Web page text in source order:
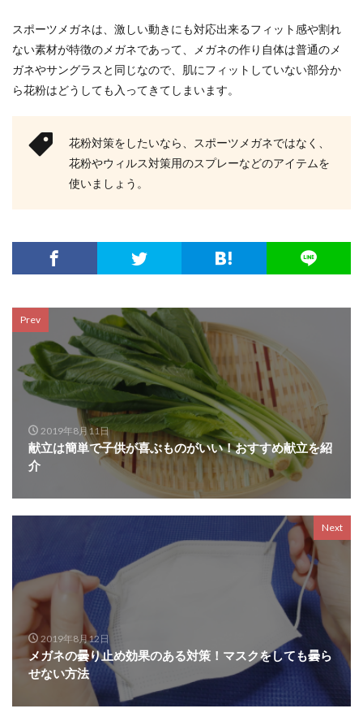
スポーツメガネは、激しい動きにも対応出来るフィット感や割れ
ない素材が特徴のメガネであって、メガネの作り自体は普通のメ
ガネやサングラスと同じなので、肌にフィットしていない部分か
ら花粉はどうしても入ってきてしまいます。
花粉対策をしたいなら、スポーツメガネではなく、
花粉やウィルス対策用のスプレーなどのアイテムを
使いましょう。
Prev
2019年8月11日
献立は簡単で子供が喜ぶものがいい！おすすめ献立を紹
介
Next
2019年8月12日
メガネの曇り止め効果のある対策！マスクをしても曇ら
せない方法